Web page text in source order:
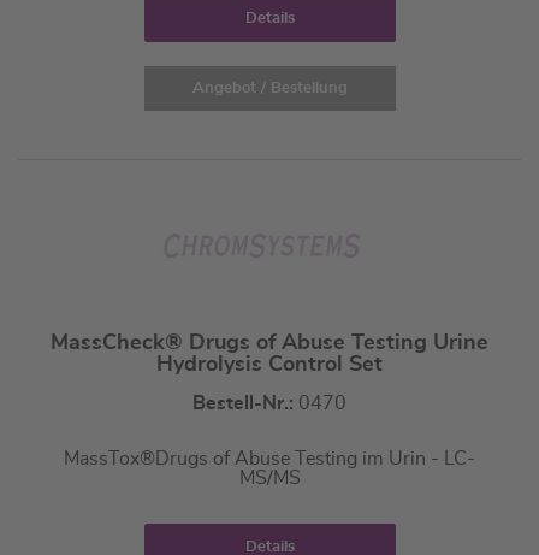
Details
Angebot / Bestellung
MassCheck® Drugs of Abuse Testing Urine
Hydrolysis Control Set
Bestell-Nr.: 0470
MassTox®Drugs of Abuse Testing im Urin - LC-
MS/MS
Details